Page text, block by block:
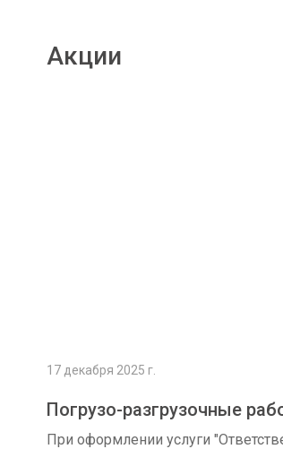
Акции
17 декабря 2025 г.
Погрузо-разгрузочные
При оформлении услуги